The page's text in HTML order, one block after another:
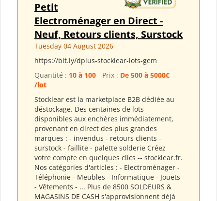
Petit
Electroménager en Direct -
Neuf, Retours clients, Surstock
Tuesday 04 August 2026
https://bit.ly/dplus-stocklear-lots-gem
Quantité : 10 à 100 - Prix : De 500 à 5000€
/lot
Stocklear est la marketplace B2B dédiée au
déstockage. Des centaines de lots
disponibles aux enchères immédiatement,
provenant en direct des plus grandes
marques : - invendus - retours clients -
surstock - faillite - palette solderie Créez
votre compte en quelques clics -- stocklear.fr.
Nos catégories d'articles : - Electroménager -
Téléphonie - Meubles - Informatique - Jouets
- Vêtements - ... Plus de 8500 SOLDEURS &
MAGASINS DE CASH s'approvisionnent déjà